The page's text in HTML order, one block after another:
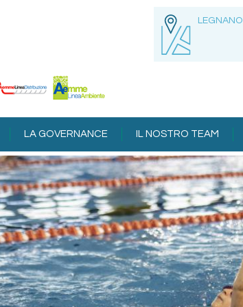
LEGNANO
LA GOVERNANCE IL NOSTRO TEAM